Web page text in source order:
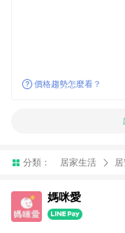
價格趨勢怎麼看？
分類： 居家生活
媽咪愛